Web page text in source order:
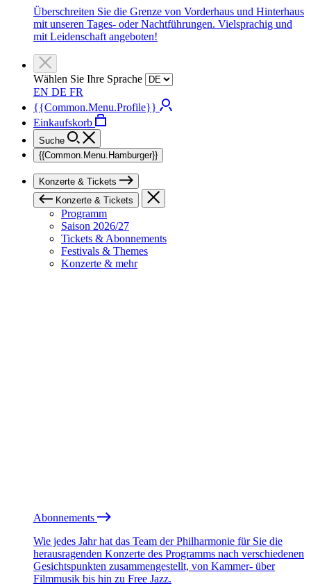
Überschreiten Sie die Grenze von Vorderhaus und Hinterhaus
mit unseren Tages- oder Nachtführungen. Vielsprachig und
mit Leidenschaft angeboten!
Wählen Sie Ihre Sprache
EN DE FR
{{Common.Menu.Profile}}
Einkaufskorb
Suche
{{Common.Menu.Hamburger}}
Konzerte & Tickets
Konzerte & Tickets
Programm
Saison 2026/27
Tickets & Abonnements
Festivals & Themes
Konzerte & mehr
Abonnements
Wie jedes Jahr hat das Team der Philharmonie für Sie die
herausragenden Konzerte des Programms nach verschiedenen
Gesichtspunkten zusammengestellt, von Kammer- über
Filmmusik bis hin zu Free Jazz.